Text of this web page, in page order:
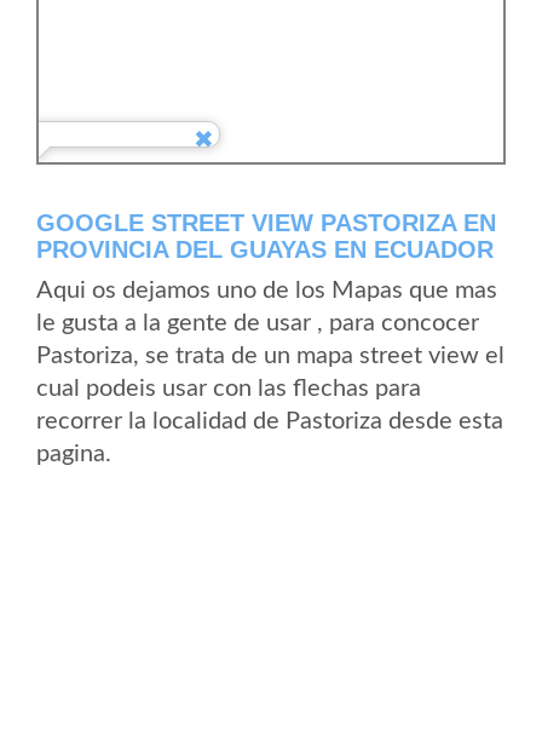
GOOGLE STREET VIEW PASTORIZA EN
PROVINCIA DEL GUAYAS EN ECUADOR
Aqui os dejamos uno de los Mapas que mas
le gusta a la gente de usar , para concocer
Pastoriza, se trata de un mapa street view el
cual podeis usar con las flechas para
recorrer la localidad de Pastoriza desde esta
pagina.